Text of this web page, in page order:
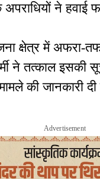
अपराधियों ने
क्षेत्र में अफरा-
ने तत्काल इसकी
की जानकारी दी
Advertisement